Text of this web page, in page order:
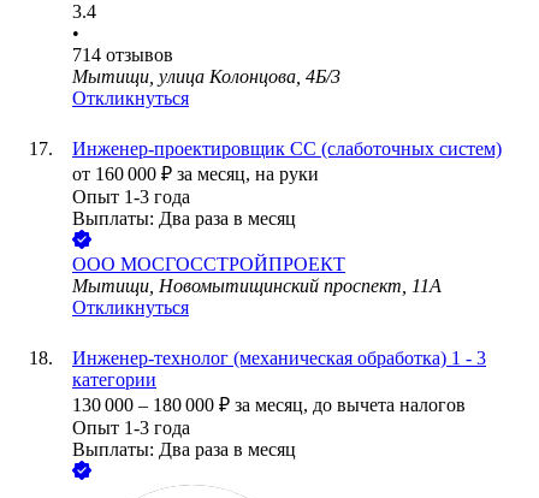
3.4
•
714 отзывов
Мытищи, улица Колонцова, 4Б/3
Откликнуться
Инженер-проектировщик СС (слаботочных систем)
от 160 000 ₽ за месяц, на руки
Опыт 1-3 года
Выплаты: Два раза в месяц
ООО МОСГОССТРОЙПРОЕКТ
Мытищи, Новомытищинский проспект, 11А
Откликнуться
Инженер-технолог (механическая обработка) 1 - 3
категории
130 000 – 180 000 ₽ за месяц, до вычета налогов
Опыт 1-3 года
Выплаты: Два раза в месяц